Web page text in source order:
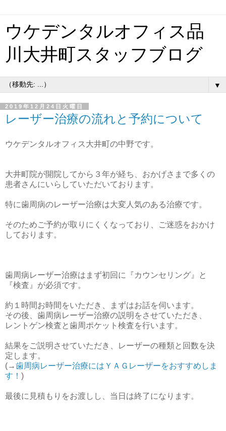
ウケデンタルオフィス品
川大井町スタッフブログ
▼
2019年12月24日火曜日
レーザー治療の流れと予約について
ウケデンタルオフィス大井町の中野です。
大井町院が開院してから３年が経ち、おかげさまで多くの
患者さんにいらしていただいております。
特に歯周病のレーザー治療は大変人気のある治療です。
そのためご予約が取りにくくなっており、ご迷惑をおかけ
しております。
歯周病レーザー治療はまず初回に『カウンセリング』と
『検査』が必須です。
約１時間お時間をいただき、まずはお話を伺います。
その後、歯周病レーザー治療の説明をさせていただき、
レントゲン検査と歯周ポケット検査を行います。
結果をご説明させていただき、レーザーの種類と回数を決
定します。
(→歯周病レーザー治療にはＹＡＧレーザーをおすすめしま
す！ )
最後に見積もりをお渡しし、当日は終了になります。